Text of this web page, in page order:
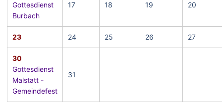
Gottesdienst
Burbach
17 18 19 20
23 24 25 26 27
30
Gottesdienst
Malstatt -
Gemeindefest
31